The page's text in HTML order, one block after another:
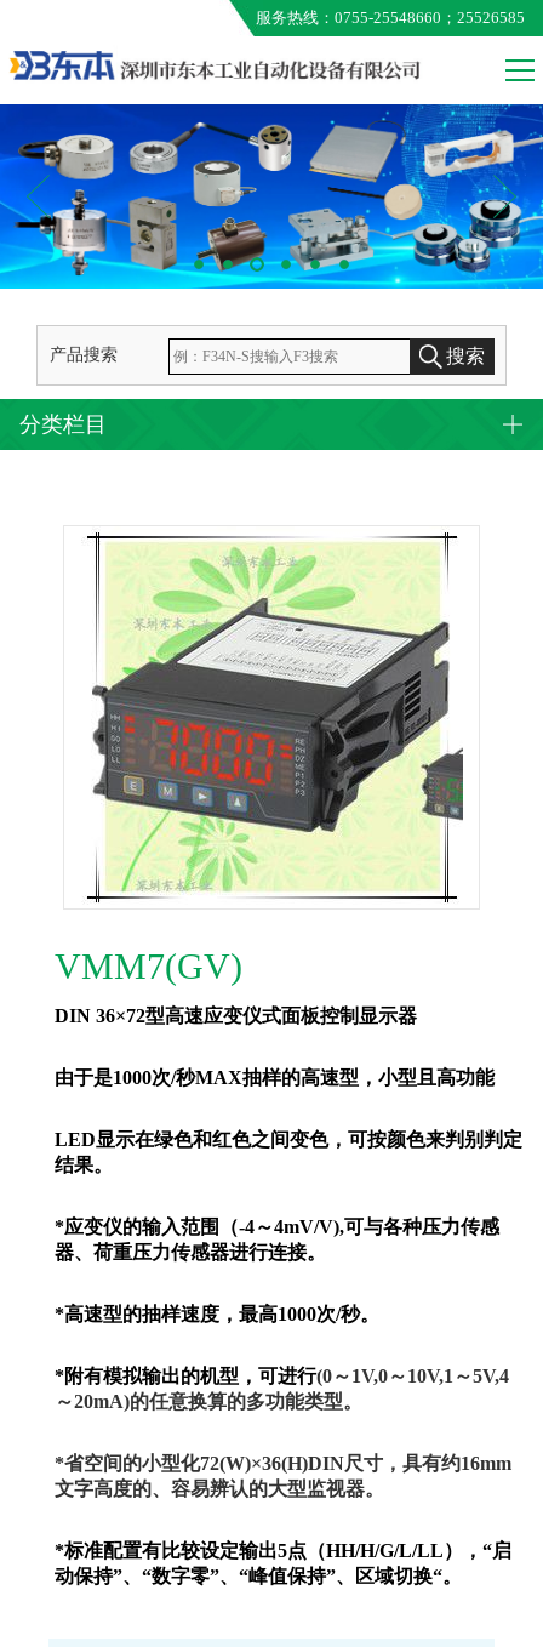
MEG
KUNIMORI
EXTION
TAMAGAWA
服务热线：0755-25548660；25526585
产品搜索 搜索
分类栏目
VMM7(GV)
DIN 36×72型高速应变仪式面板控制显示器
由于是1000次/秒MAX抽样的高速型，小型且高功能
LED显示在绿色和红色之间变色，可按颜色来判别判定
结果。
*应变仪的输入范围（-4～4mV/V),可与各种压力传感
器、荷重压力传感器进行连接。
*高速型的抽样速度，最高1000次/秒。
*附有模拟输出的机型，可进行(0～1V,0～10V,1～5V,4
～20mA)的任意换算的多功能类型。
*省空间的小型化72(W)×36(H)DIN尺寸，具有约16mm
文字高度的、容易辨认的大型监视器。
*标准配置有比较设定输出5点（HH/H/G/L/LL），“启
动保持”、“数字零”、“峰值保持”、区域切换“。